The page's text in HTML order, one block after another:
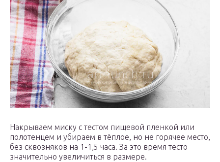
Накрываем миску с тестом пищевой пленкой или
полотенцем и убираем в тёплое, но не горячее место,
без сквозняков на 1-1,5 часа. За это время тесто
значительно увеличиться в размере.